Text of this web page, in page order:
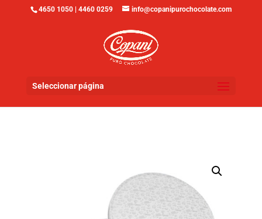
4650 1050 | 4460 0259 info@copanipurochocolate.com
Seleccionar página